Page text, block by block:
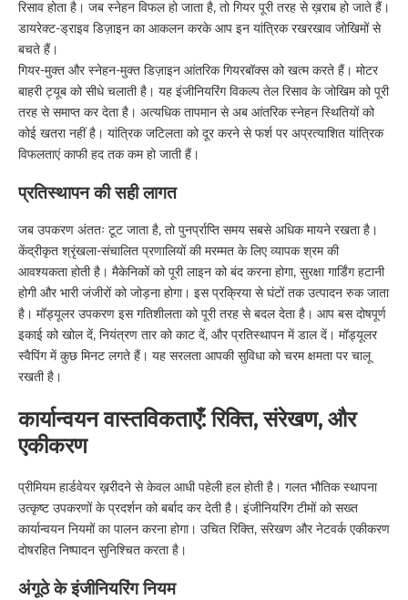
रिसाव होता है। जब स्नेहन विफल हो जाता है, तो गियर पूरी तरह से ख़राब हो जाते हैं।
डायरेक्ट-ड्राइव डिज़ाइन का आकलन करके आप इन यांत्रिक रखरखाव जोखिमों से
बचते हैं।
गियर-मुक्त और स्नेहन-मुक्त डिज़ाइन आंतरिक गियरबॉक्स को खत्म करते हैं। मोटर
बाहरी ट्यूब को सीधे चलाती है। यह इंजीनियरिंग विकल्प तेल रिसाव के जोखिम को पूरी
तरह से समाप्त कर देता है। अत्यधिक तापमान से अब आंतरिक स्नेहन स्थितियों को
कोई खतरा नहीं है। यांत्रिक जटिलता को दूर करने से फर्श पर अप्रत्याशित यांत्रिक
विफलताएं काफी हद तक कम हो जाती हैं।
प्रतिस्थापन की सही लागत
जब उपकरण अंततः टूट जाता है, तो पुनर्प्राप्ति समय सबसे अधिक मायने रखता है।
केंद्रीकृत श्रृंखला-संचालित प्रणालियों की मरम्मत के लिए व्यापक श्रम की
आवश्यकता होती है। मैकेनिकों को पूरी लाइन को बंद करना होगा, सुरक्षा गार्डिंग हटानी
होगी और भारी जंजीरों को जोड़ना होगा। इस प्रक्रिया से घंटों तक उत्पादन रुक जाता
है। मॉड्यूलर उपकरण इस गतिशीलता को पूरी तरह से बदल देता है। आप बस दोषपूर्ण
इकाई को खोल दें, नियंत्रण तार को काट दें, और प्रतिस्थापन में डाल दें। मॉड्यूलर
स्वैपिंग में कुछ मिनट लगते हैं। यह सरलता आपकी सुविधा को चरम क्षमता पर चालू
रखती है।
कार्यान्वयन वास्तविकताएँ: रिक्ति, संरेखण, और
एकीकरण
प्रीमियम हार्डवेयर ख़रीदने से केवल आधी पहेली हल होती है। गलत भौतिक स्थापना
उत्कृष्ट उपकरणों के प्रदर्शन को बर्बाद कर देती है। इंजीनियरिंग टीमों को सख्त
कार्यान्वयन नियमों का पालन करना होगा। उचित रिक्ति, संरेखण और नेटवर्क एकीकरण
दोषरहित निष्पादन सुनिश्चित करता है।
अंगूठे के इंजीनियरिंग नियम